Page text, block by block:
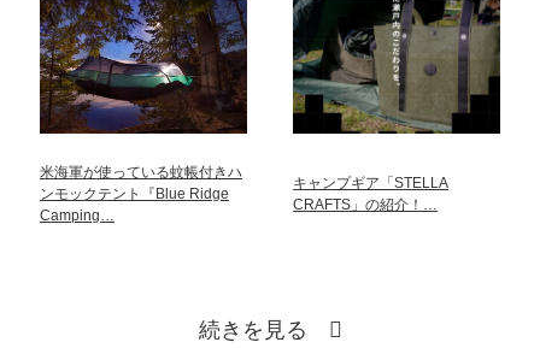
米海軍が使っている蚊帳付きハ
ンモックテント『Blue Ridge
Camping…
キャンプギア「STELLA
CRAFTS」の紹介！…
続きを見る